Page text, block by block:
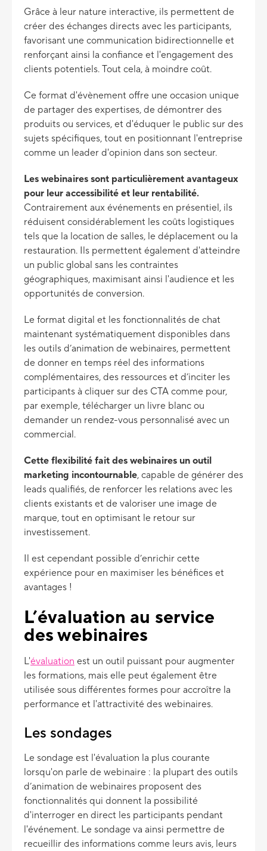
Grâce à leur nature interactive, ils permettent de
créer des échanges directs avec les participants,
favorisant une communication bidirectionnelle et
renforçant ainsi la confiance et l'engagement des
clients potentiels. Tout cela, à moindre coût.
Ce format d'évènement offre une occasion unique
de partager des expertises, de démontrer des
produits ou services, et d'éduquer le public sur des
sujets spécifiques, tout en positionnant l'entreprise
comme un leader d'opinion dans son secteur.
Les webinaires sont particulièrement avantageux
pour leur accessibilité et leur rentabilité.
Contrairement aux événements en présentiel, ils
réduisent considérablement les coûts logistiques
tels que la location de salles, le déplacement ou la
restauration. Ils permettent également d'atteindre
un public global sans les contraintes
géographiques, maximisant ainsi l'audience et les
opportunités de conversion.
Le format digital et les fonctionnalités de chat
maintenant systématiquement disponibles dans
les outils d’animation de webinaires, permettent
de donner en temps réel des informations
complémentaires, des ressources et d’inciter les
participants à cliquer sur des CTA comme pour,
par exemple, télécharger un livre blanc ou
demander un rendez-vous personnalisé avec un
commercial.
Cette flexibilité fait des webinaires un outil
marketing incontournable, capable de générer des
leads qualifiés, de renforcer les relations avec les
clients existants et de valoriser une image de
marque, tout en optimisant le retour sur
investissement.
Il est cependant possible d’enrichir cette
expérience pour en maximiser les bénéfices et
avantages !
L’évaluation au service
des webinaires
L'évaluation est un outil puissant pour augmenter
les formations, mais elle peut également être
utilisée sous différentes formes pour accroître la
performance et l'attractivité des webinaires.
Les sondages
Le sondage est l'évaluation la plus courante
lorsqu'on parle de webinaire : la plupart des outils
d’animation de webinaires proposent des
fonctionnalités qui donnent la possibilité
d'interroger en direct les participants pendant
l'événement. Le sondage va ainsi permettre de
recueillir des informations comme leurs avis, leurs